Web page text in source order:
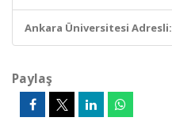
Ankara Üniversitesi Adresli:
Paylaş